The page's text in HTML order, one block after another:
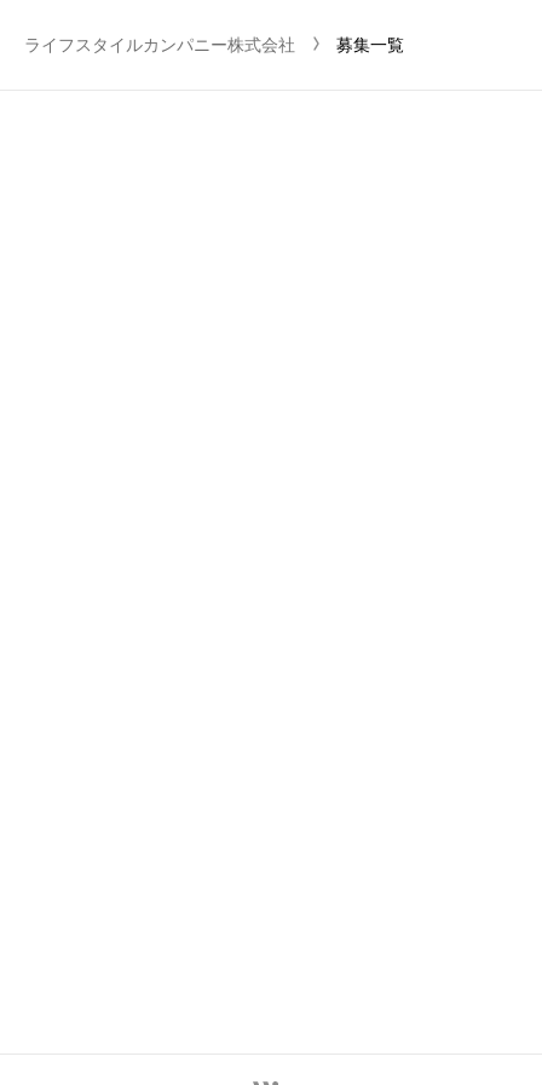
ライフスタイルカンパニー株式会社 chevron_right-s 募集一覧